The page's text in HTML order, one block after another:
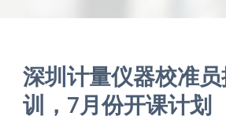
深圳计量仪器校准
训，7月份开课计划